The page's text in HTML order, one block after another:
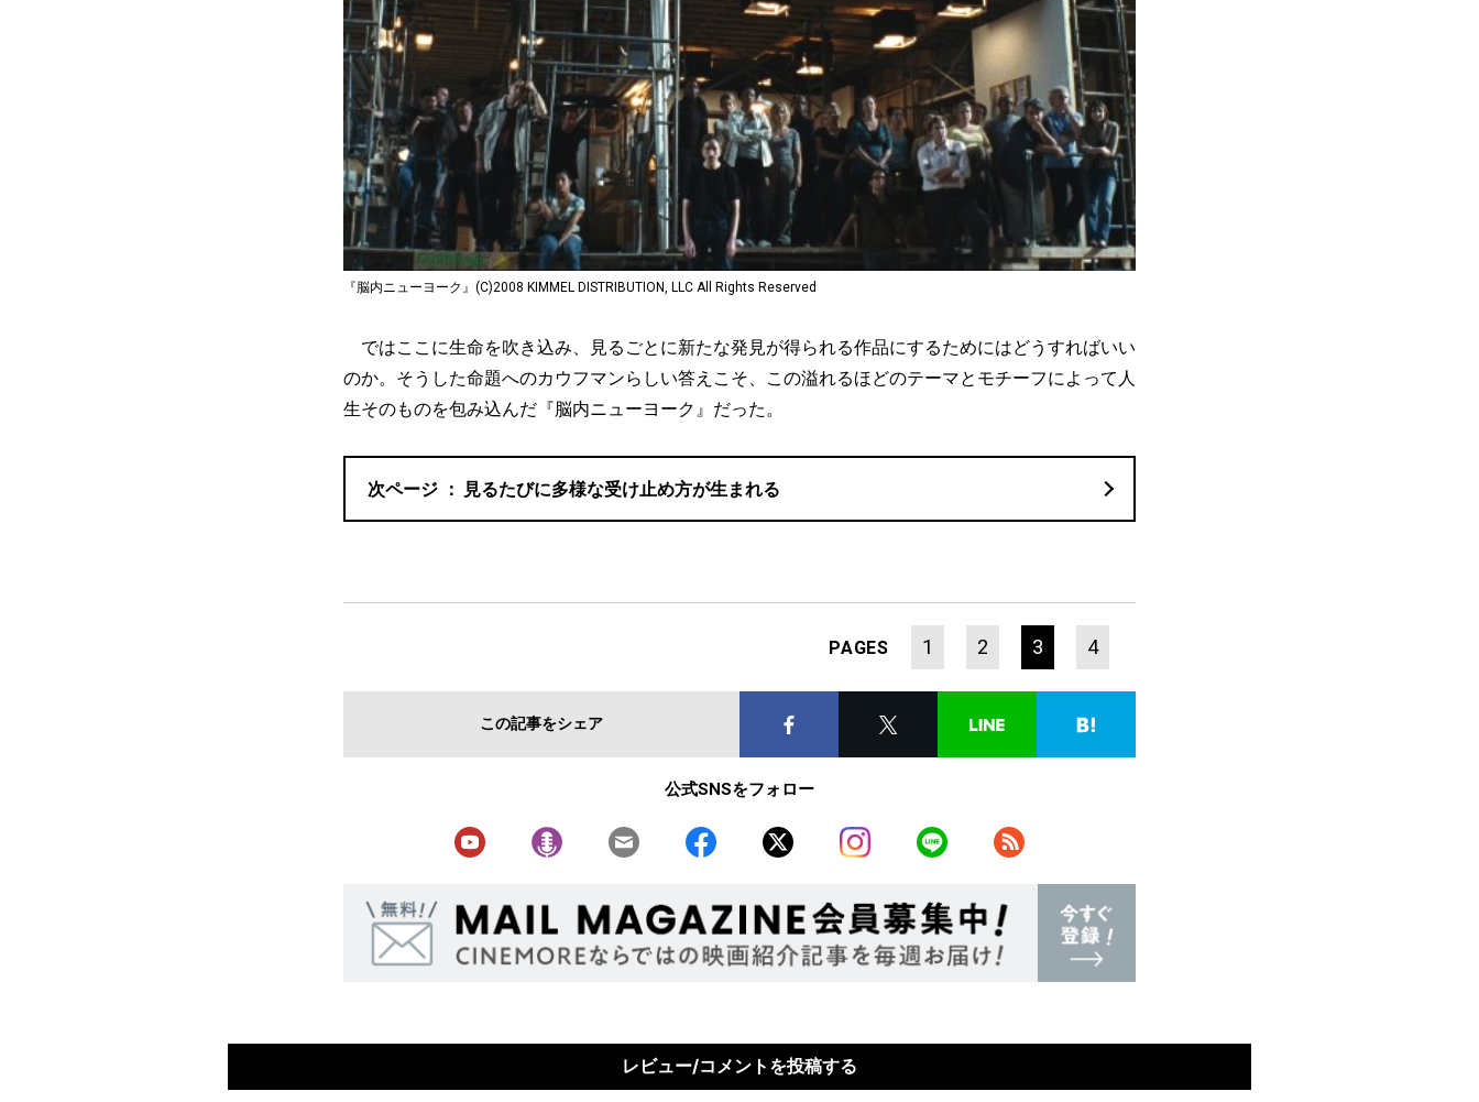
『脳内ニューヨーク』(C)2008 KIMMEL DISTRIBUTION, LLC All Rights Reserved
ではここに生命を吹き込み、見るごとに新たな発見が得られる作品にするためにはどうすればいい
のか。そうした命題へのカウフマンらしい答えこそ、この溢れるほどのテーマとモチーフによって人
生そのものを包み込んだ『脳内ニューヨーク』だった。
見るたびに多様な受け止め方が生まれる
PAGES 1 2 3 4
この記事をシェア
公式SNSをフォロー
レビュー/コメントを投稿する